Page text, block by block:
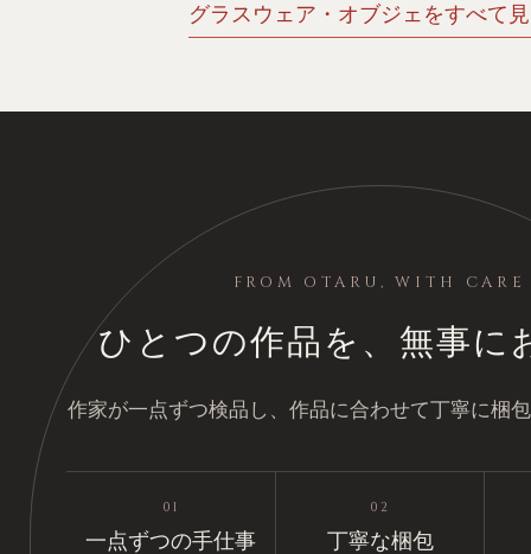
グラスウェア・オブジェをすべて
FROM OTARU, WITH CARE
ひとつの作品を、無事に
作家が一点ずつ検品し、作品に合わせて丁寧に梱
01
一点ずつの手仕事
02
丁寧な梱包